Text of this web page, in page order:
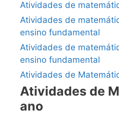
Atividades de
Atividades de
ensino fundamental
Atividades de
ensino fundamental
Atividades de
Atividades de
ano